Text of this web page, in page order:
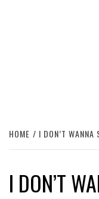
HOME I DON’T WANNA
I DON’T